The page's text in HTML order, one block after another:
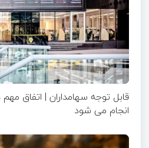
قابل توجه سهامداران | اتفاق
انجام می شود